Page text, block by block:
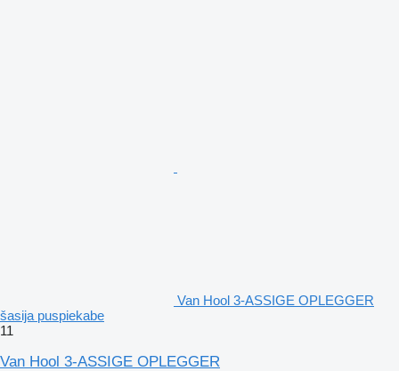
Van Hool 3-ASSIGE OPLEGGER
šasija puspiekabe
11
Van Hool 3-ASSIGE OPLEGGER